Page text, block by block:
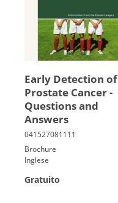
Early Detection of
Prostate Cancer -
Questions and
Answers
Brochure
Inglese
Gratuito